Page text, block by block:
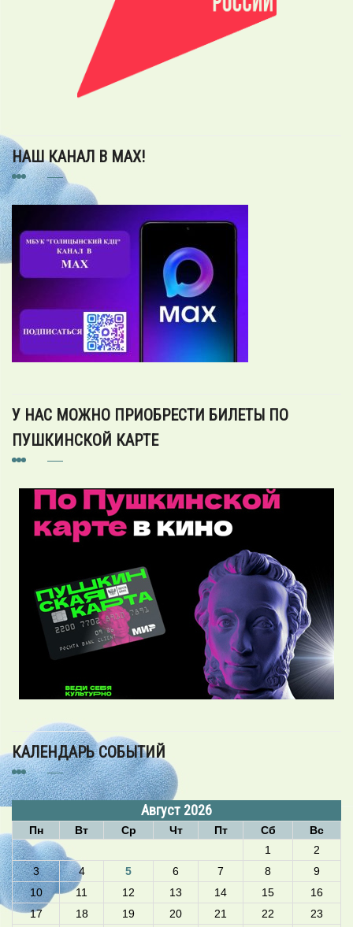
НАШ КАНАЛ В MAX!
У НАС МОЖНО ПРИОБРЕСТИ БИЛЕТЫ ПО
ПУШКИНСКОЙ КАРТЕ
КАЛЕНДАРЬ СОБЫТИЙ
Август 2026
Пн Вт Ср Чт Пт Сб
Вс
1
2
3
4 5 6 7 8
9
10
11 12 13 14 15
16
17
18 19 20 21 22
23